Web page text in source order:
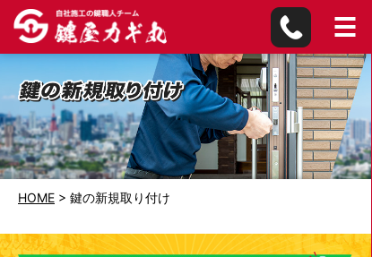
HOME > 鍵の新規取り付け